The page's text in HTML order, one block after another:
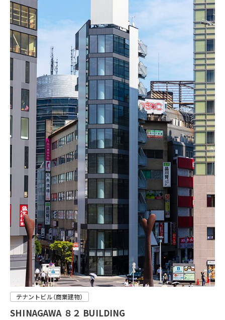
テナントビル（商業建物）
SHINAGAWA ８２ BUILDING